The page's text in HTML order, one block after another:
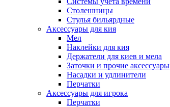
Столешницы
Стулья бильярдные
Аксессуары для кия
Мел
Наклейки для кия
Держатели для киев и мела
Заточки и прочие аксессуары
Насадки и удлинители
Перчатки
Аксессуары для игрока
Перчатки